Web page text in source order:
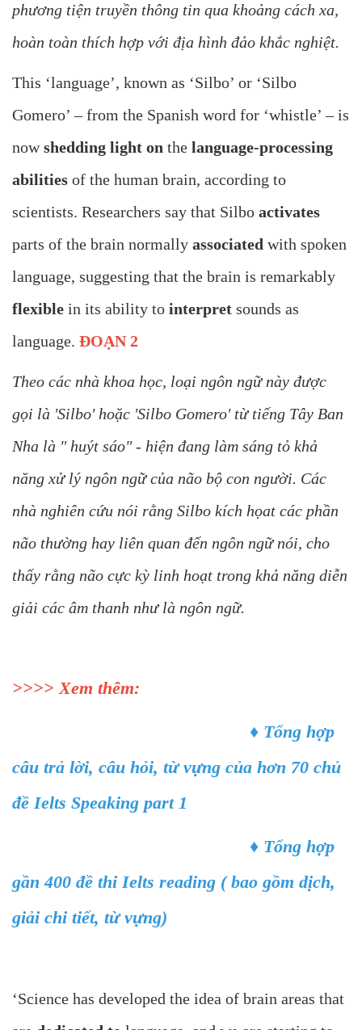
phương tiện truyền thông tin qua khoảng cách xa,
hoàn toàn thích hợp với địa hình đảo khắc nghiệt.
This ‘language’, known as ‘Silbo’ or ‘Silbo
Gomero’ – from the Spanish word for ‘whistle’ – is
nowshedding light on the language-processing
abilities of the human brain, according to
scientists. Researchers say that Silbo activates
parts of the brain normally associated with spoken
language, suggesting that the brain is remarkably
flexible in its ability to interpret sounds as
language. ĐOẠN 2
Theo các nhà khoa học, loại ngôn ngữ này được
gọi là 'Silbo' hoặc 'Silbo Gomero' từ tiếng Tây Ban
Nha là " huýt sáo" - hiện đang làm sáng tỏ khả
năng xử lý ngôn ngữ của não bộ con người. Các
nhà nghiên cứu nói rằng Silbo kích họat các phần
não thường hay liên quan đến ngôn ngữ nói, cho
thấy rằng não cực kỳ linh hoạt trong khả năng diễn
giải các âm thanh như là ngôn ngữ.
>>>> Xem thêm:
♦ Tổng hợp
câu trả lời, câu hỏi, từ vựng của hơn 70 chủ
đề Ielts Speaking part 1
♦ Tổng hợp
gần 400 đề thi Ielts reading ( bao gồm dịch,
giải chi tiết, từ vựng)
‘Science has developed the idea of brain areas that